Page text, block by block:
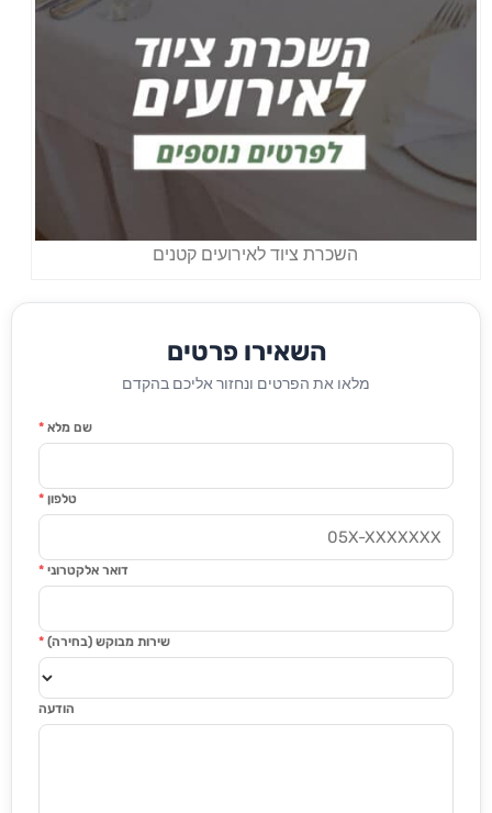
השכרת ציוד לאירועים קטנים
השאירו פרטים
מלאו את הפרטים ונחזור אליכם בהקדם
שם מלא *
טלפון *
דואר אלקטרוני *
שירות מבוקש (בחירה) *
הודעה